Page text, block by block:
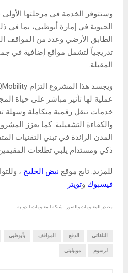
وستتوفر الخدمة في مرحلتها
الحيوية في إمارة أبوظبي، بما في
الطابق الأرضي وعدد من المواقف
تدريجياً لتشمل مواقع إضافية في
المقبلة.
عملية لها تأثير مباشر على حياة
خدمات تنقل رقمية متكاملة وسهلة
والكفاءة التشغيلية. كما يعزز
المدن الرائدة في تبني التقنيات
ذكي ومستدام يلبي تطلعات المقيمين
للمزيد: تابع موقع نبض الخليج ،
فيسبوك وتويتر
مصدر المعلومات والصور : شبكة المعلومات الدولية
التلقائي الدفع المواقف بأبوظبي
لرسوم موبيليتي